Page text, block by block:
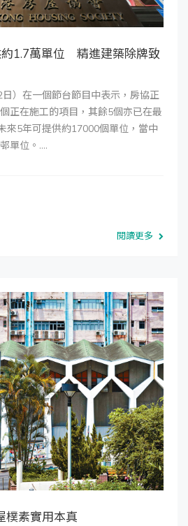
1.7萬單位 精進建築除牌致
）在一個節台節目中表示，房協正
正在施工的項目，其餘5個亦已在最
來5年可提供約17000個單位，當中
單位。....
閱讀更多
樸素實用本真